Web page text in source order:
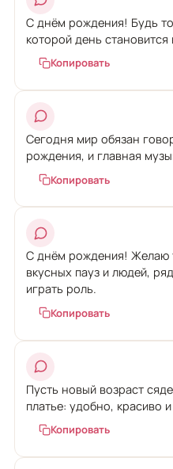
С днём рождения! Будь
которой день становится
Копировать
Сегодня мир обязан
рождения, и главная
Копировать
С днём рождения! Желаю
вкусных пауз и людей,
играть роль.
Копировать
Пусть новый возраст
платье: удобно, красиво
Копировать